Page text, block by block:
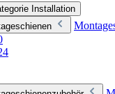
Installation